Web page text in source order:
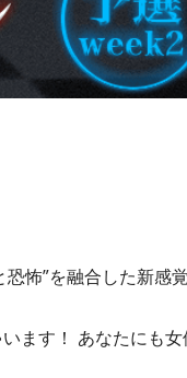
怖”を融合した新感
ます！ あなたにも女